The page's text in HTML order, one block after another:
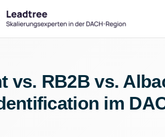
vs. RB2B vs.
im